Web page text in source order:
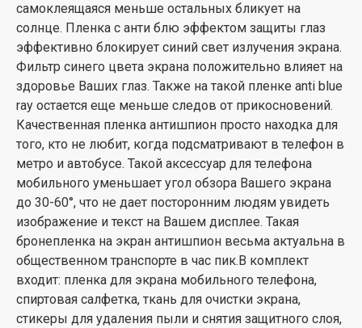
самоклеящаяся меньше остальных бликует на
солнце. Пленка с анти блю эффектом защиты глаз
эффективно блокирует синий свет излучения экрана.
Фильтр синего цвета экрана положительно влияет на
здоровье Ваших глаз. Также на такой пленке anti blue
ray остается еще меньше следов от прикосновений.
Качественная пленка антишпион просто находка для
того, кто не любит, когда подсматривают в телефон в
метро и автобусе. Такой аксессуар для телефона
мобильного уменьшает угол обзора Вашего экрана
до 30-60°, что не дает посторонним людям увидеть
изображение и текст на Вашем дисплее. Такая
бронепленка на экран антишпион весьма актуальна в
общественном транспорте в час пик.В комплект
входит: пленка для экрана мобильного телефона,
спиртовая салфетка, ткань для очистки экрана,
стикеры для удаления пыли и снятия защитного слоя,